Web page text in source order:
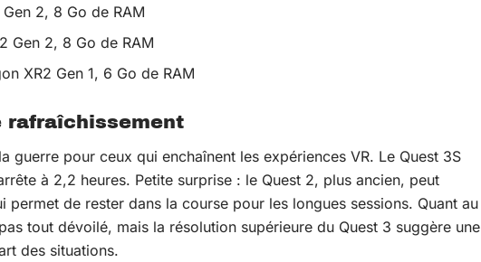
2, 8 Go de RAM
Gen 2, 8 Go de RAM
XR2 Gen 1, 6 Go de RAM
rafraîchissement
guerre pour ceux qui enchaînent les expériences VR. Le Quest 3S
à 2,2 heures. Petite surprise : le Quest 2, plus ancien, peut
de rester dans la course pour les longues sessions. Quant au
tout dévoilé, mais la résolution supérieure du Quest 3 suggère une
des situations.